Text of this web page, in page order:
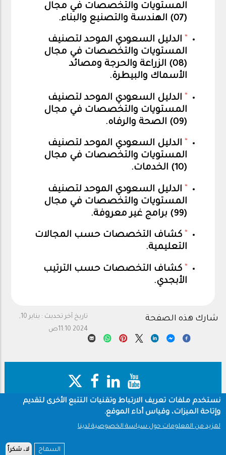
المستويات والتخصصات في مجال
(07) الهندسة والتصنيع والبناء
.
الدليل السعودي الموحد لتصنيف
المستويات والتخصصات في مجال
(08) الزراعة والحرجة ومصائد
الأسماك والبيطرة.
الدليل السعودي الموحد لتصنيف
المستويات والتخصصات في مجال
(09) الصحة والرفاه
.
الدليل السعودي الموحد لتصنيف
المستويات والتخصصات في مجال
(10) الخدمات.
الدليل السعودي الموحد لتصنيف
المستويات والتخصصات في مجال
(99) برامج غير معروفة
.
كشاف التخصصات حسب المجالات
التعليمية.
كشاف التخصصات حسب الترتيب
الأبجدي.
تاريخ آخر تحديث :
يناير 10,
2024 11:10ص
شارك هذه الصفحة
Footer حقوق النشر
سياسة الخصوصية
شروط الاستخدام
نستخدم ملفات تعريف الارتباط وتقنيات التتبع الأخرى لتقديم
وإتاحة الميزات، وقياس أداء الموقع.
لمزيد من المعلومات حول سياسة الخصوصية لدينا
السماح لا، شكراً